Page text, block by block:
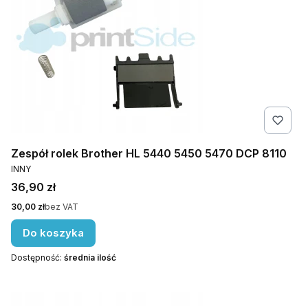
Zespół rolek Brother HL 5440 5450 5470 DCP 8110
PRODUCENT
INNY
Cena
36,90 zł
Cena
30,00 złbez VAT
Do koszyka
Dostępność: średnia ilość